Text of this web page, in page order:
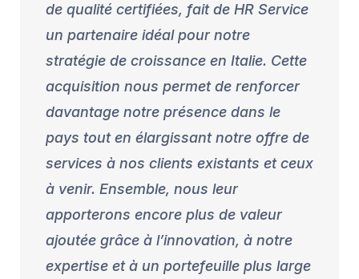
de qualité certifiées, fait de HR Service
un partenaire idéal pour notre
stratégie de croissance en Italie. Cette
acquisition nous permet de renforcer
davantage notre présence dans le
pays tout en élargissant notre offre de
services à nos clients existants et ceux
à venir. Ensemble, nous leur
apporterons encore plus de valeur
ajoutée grâce à l’innovation, à notre
expertise et à un portefeuille plus large